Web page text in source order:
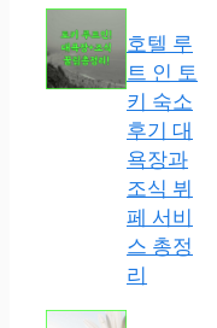
호텔 루
트 인 토
키 숙소
후기 대
욕장과
조식 뷔
페 서비
스 총정
리